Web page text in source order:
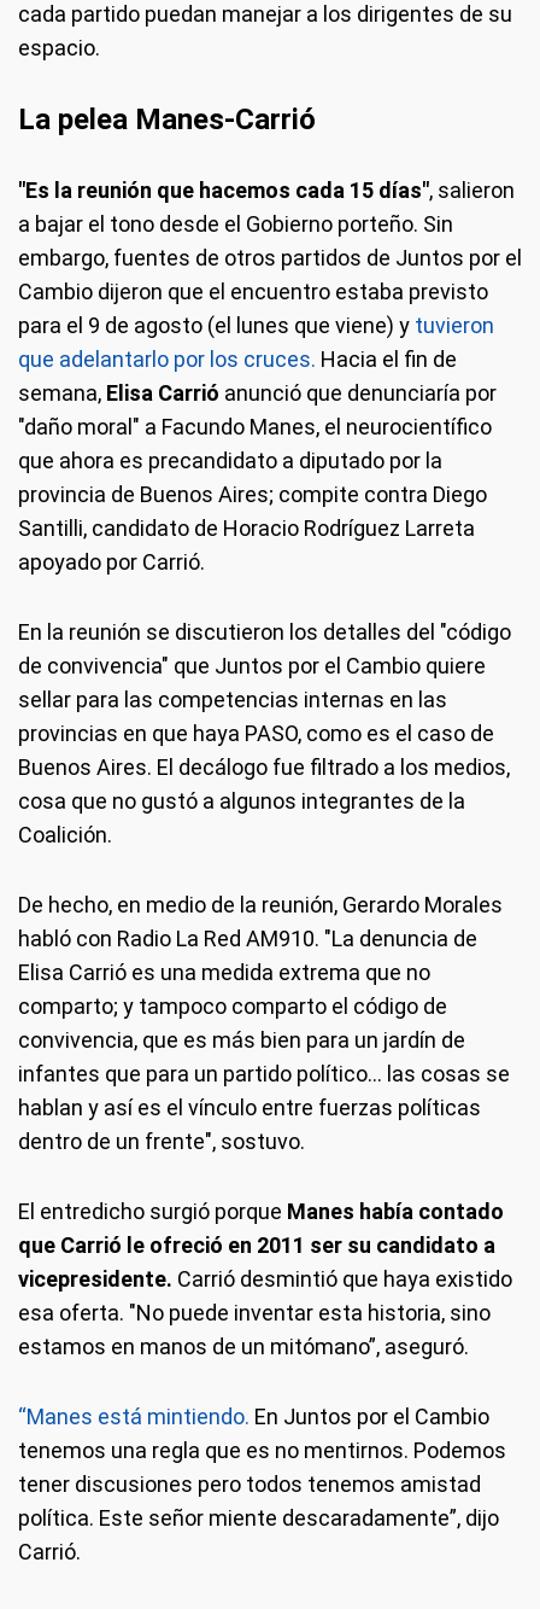
cada partido puedan manejar a los dirigentes de su
espacio.
La pelea Manes-Carrió
"Es la reunión que hacemos cada 15 días", salieron
a bajar el tono desde el Gobierno porteño. Sin
embargo, fuentes de otros partidos de Juntos por el
Cambio dijeron que el encuentro estaba previsto
para el 9 de agosto (el lunes que viene) y tuvieron
que adelantarlo por los cruces. Hacia el fin de
semana, Elisa Carrió anunció que denunciaría por
"daño moral" a Facundo Manes, el neurocientífico
que ahora es precandidato a diputado por la
provincia de Buenos Aires; compite contra Diego
Santilli, candidato de Horacio Rodríguez Larreta
apoyado por Carrió.
En la reunión se discutieron los detalles del "código
de convivencia" que Juntos por el Cambio quiere
sellar para las competencias internas en las
provincias en que haya PASO, como es el caso de
Buenos Aires. El decálogo fue filtrado a los medios,
cosa que no gustó a algunos integrantes de la
Coalición.
De hecho, en medio de la reunión, Gerardo Morales
habló con Radio La Red AM910. "La denuncia de
Elisa Carrió es una medida extrema que no
comparto; y tampoco comparto el código de
convivencia, que es más bien para un jardín de
infantes que para un partido político... las cosas se
hablan y así es el vínculo entre fuerzas políticas
dentro de un frente", sostuvo.
El entredicho surgió porque Manes había contado
que Carrió le ofreció en 2011 ser su candidato a
vicepresidente. Carrió desmintió que haya existido
esa oferta. "No puede inventar esta historia, sino
estamos en manos de un mitómano”, aseguró.
“Manes está mintiendo. En Juntos por el Cambio
tenemos una regla que es no mentirnos. Podemos
tener discusiones pero todos tenemos amistad
política. Este señor miente descaradamente”, dijo
Carrió.